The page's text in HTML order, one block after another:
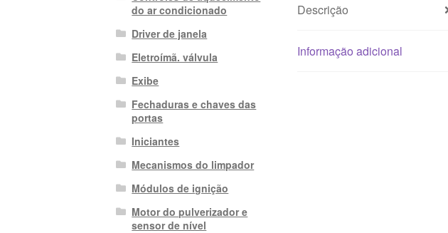
Descrição
Informação adicional
do ar condicionado
Driver de janela
Eletroímã. válvula
Exibe
Fechaduras e chaves das
portas
Iniciantes
Mecanismos do limpador
Módulos de ignição
Motor do pulverizador e
sensor de nível